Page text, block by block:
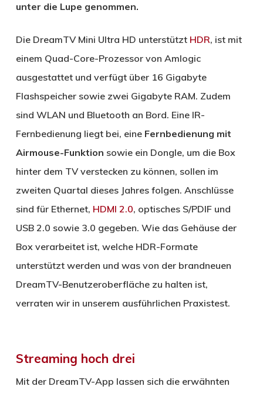
unter die Lupe genommen.
Die DreamTV Mini Ultra HD unterstützt HDR, ist mit
einem Quad-Core-Prozessor von Amlogic
ausgestattet und verfügt über 16 Gigabyte
Flashspeicher sowie zwei Gigabyte RAM. Zudem
sind WLAN und Bluetooth an Bord. Eine IR-
Fernbedienung liegt bei, eine Fernbedienung mit
Airmouse-Funktion sowie ein Dongle, um die Box
hinter dem TV verstecken zu können, sollen im
zweiten Quartal dieses Jahres folgen. Anschlüsse
sind für Ethernet, HDMI 2.0, optisches S/PDIF und
USB 2.0 sowie 3.0 gegeben. Wie das Gehäuse der
Box verarbeitet ist, welche HDR-Formate
unterstützt werden und was von der brandneuen
DreamTV-Benutzeroberfläche zu halten ist,
verraten wir in unserem ausführlichen Praxistest.
Streaming hoch drei
Mit der DreamTV-App lassen sich die erwähnten